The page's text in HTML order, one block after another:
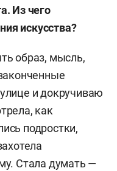
Из чего
искусства?
образ, мысль,
и докручиваю
как
подростки,
Стала думать —